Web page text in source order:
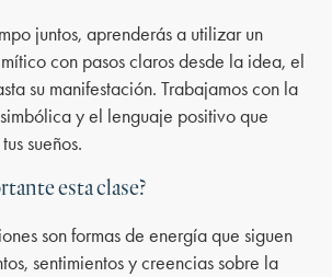
juntos, aprenderás a utilizar un
con pasos claros desde la idea, el
su manifestación. Trabajamos con la
y el lenguaje positivo que
sueños.
esta clase?
son formas de energía que siguen
sentimientos y creencias sobre la